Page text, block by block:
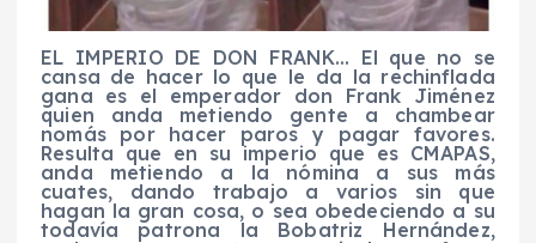
EL IMPERIO DE DON FRANK… El que no se
cansa de hacer lo que le da la rechinflada
gana es el emperador don Frank Jiménez
quien anda metiendo gente a chambear
nomás por hacer paros y pagar favores.
Resulta que en su imperio que es CMAPAS,
anda metiendo a la nómina a sus más
cuates, dando trabajo a varios sin que
hagan la gran cosa, o sea obedeciendo a su
todavía patrona la Bobatriz Hernández,